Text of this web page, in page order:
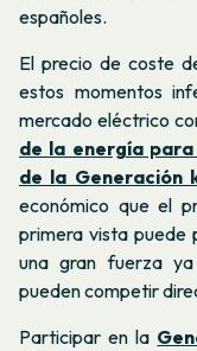
españoles.
El precio de coste
estos momentos
mercado eléctrico
de la energía
de la Generación
económico que el
primera vista puede
una gran fuerza
pueden competir
Participar en la